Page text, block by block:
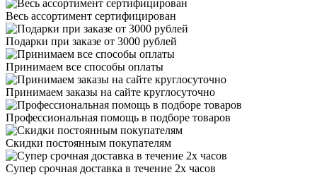
Весь ассортимент сертифицирован
Подарки при заказе от 3000 рублей
Принимаем все способы оплаты
Принимаем заказы на сайте круглосуточно
Профессиональная помощь в подборе товаров
Скидки постоянным покупателям
Супер срочная доставка в течение 2х часов